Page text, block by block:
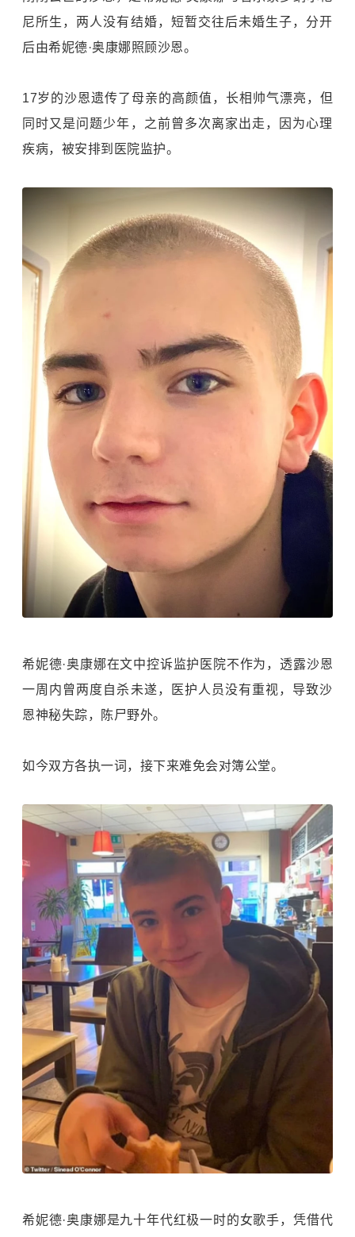
尼所生，两人没有结婚，短暂交往后未婚生子，分开
后由希妮德·奥康娜照顾沙恩。
17岁的沙恩遗传了母亲的高颜值，长相帅气漂亮，但
同时又是问题少年，之前曾多次离家出走，因为心理
疾病，被安排到医院监护。
希妮德·奥康娜在文中控诉监护医院不作为，透露沙恩
一周内曾两度自杀未遂，医护人员没有重视，导致沙
恩神秘失踪，陈尸野外。
如今双方各执一词，接下来难免会对簿公堂。
希妮德·奥康娜是九十年代红极一时的女歌手，凭借代